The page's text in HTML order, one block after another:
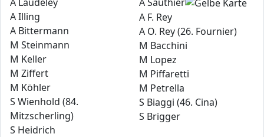
A Illing
A Bittermann
M Steinmann
M Keller
M Ziffert
M Köhler
S Wienhold (84.
Mitzscherling)
S Heidrich
A F. Rey
A O. Rey (26. Fournier)
M Bacchini
M Lopez
M Piffaretti
M Petrella
S Biaggi (46. Cina)
S Brigger